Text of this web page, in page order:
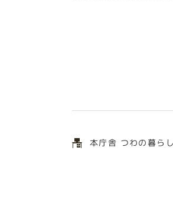
本庁舎 つわの暮ら